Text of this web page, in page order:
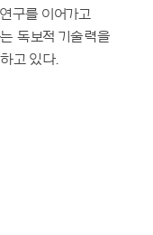
구를 이어가고
독보적 기술력을
고 있다.